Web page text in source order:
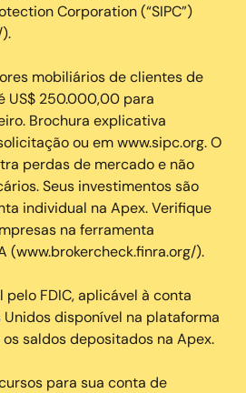
Corporation (“SIPC”)
mobiliários de clientes de
US$ 250.000,00 para
Brochura explicativa
ou em www.sipc.org. O
perdas de mercado e não
Seus investimentos são
individual na Apex. Verifique
na ferramenta
(www.brokercheck.finra.org/).
FDIC, aplicável à conta
disponível na plataforma
saldos depositados na Apex.
para sua conta de